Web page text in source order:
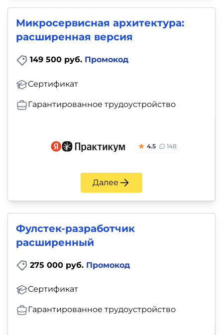
Микросервисная архитектура:
расширенная версия
149 500 руб. Промокод
Сертификат
Гарантированное трудоустройство
4.5 148
Далее
Фулстек-разработчик
расширенный
275 000 руб. Промокод
Сертификат
Гарантированное трудоустройство